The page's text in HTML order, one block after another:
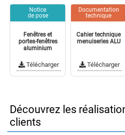
Notice
de pose
Fenêtres et
portes-fenêtres
aluminium
Télécharger
Documentation
technique
Cahier technique
menuiseries ALU
Télécharger
Découvrez les
clients